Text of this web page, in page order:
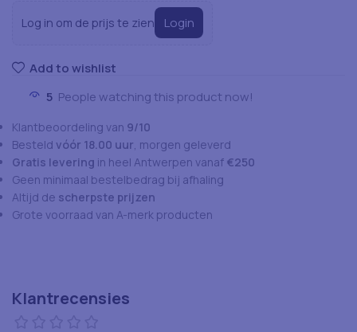
Log in om de prijs te zien Login
Add to wishlist
5 People watching this product now!
Klantbeoordeling van 9/10
Besteld vóór 18.00 uur, morgen geleverd
Gratis levering in heel Antwerpen vanaf €250
Geen minimaal bestelbedrag bij afhaling
Altijd de scherpste prijzen
Grote voorraad van A-merk producten
Klantrecensies